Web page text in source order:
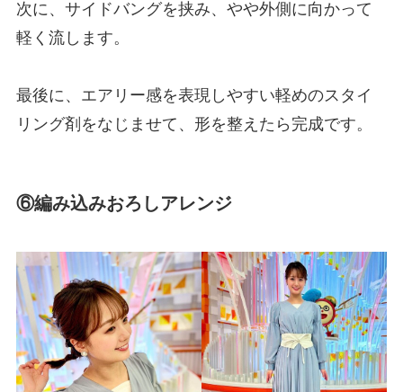
次に、サイドバングを挟み、やや外側に向かって
軽く流します。
最後に、エアリー感を表現しやすい軽めのスタイ
リング剤をなじませて、形を整えたら完成です。
⑥編み込みおろしアレンジ